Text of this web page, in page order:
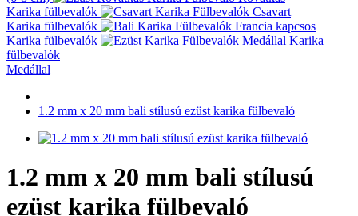
Karika fülbevalók
Csavart
Karika fülbevalók
Francia kapcsos
Karika fülbevalók
Karika
fülbevalók
Medállal
1.2 mm x 20 mm bali stílusú ezüst karika fülbevaló
1.2 mm x 20 mm bali stílusú
ezüst karika fülbevaló